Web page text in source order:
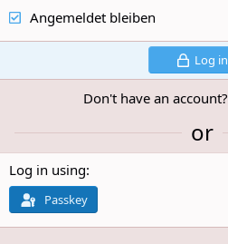
Angemeldet bleiben
Log in
Don't have an account?
or
Log in using
Passkey